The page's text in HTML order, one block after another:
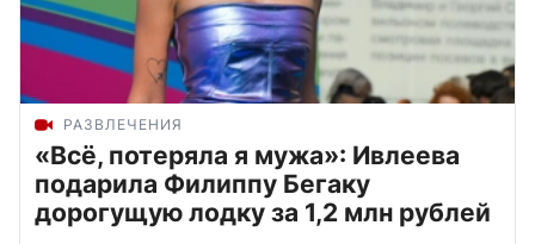
РАЗВЛЕЧЕНИЯ
«Всё, потеряла я мужа»: Ивлеева
подарила Филиппу Бегаку
дорогущую лодку за 1,2 млн рублей